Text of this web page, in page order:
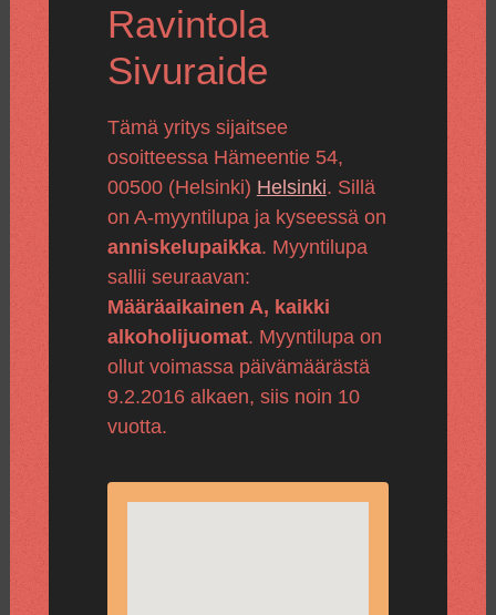
Ravintola
Sivuraide
Tämä yritys sijaitsee
osoitteessa Hämeentie 54,
00500 (Helsinki) Helsinki. Sillä
on A-myyntilupa ja kyseessä on
anniskelupaikka. Myyntilupa
sallii seuraavan:
Määräaikainen A, kaikki
alkoholijuomat. Myyntilupa on
ollut voimassa päivämäärästä
9.2.2016 alkaen, siis noin 10
vuotta.